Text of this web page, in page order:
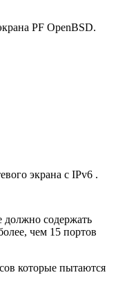
PF OpenBSD.
экрана с IPv6 .
должно содержать
чем 15 портов
которые пытаются